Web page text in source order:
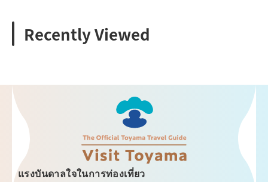
Recently Viewed
แรงบันดาลใจในการท่องเที่ยว